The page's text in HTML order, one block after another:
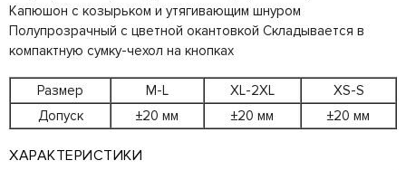
Капюшон с козырьком и утягивающим шнуром
Полупрозрачный с цветной окантовкой Складывается в
компактную сумку-чехол на кнопках
Размер M-L XL-2XL
XS-S
Допуск
±20 мм ±20 мм ±20 мм
ХАРАКТЕРИСТИКИ